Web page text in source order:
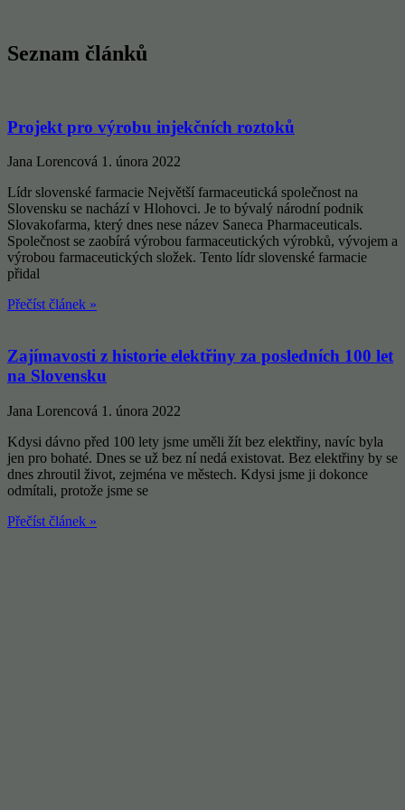
Seznam článků
Projekt pro výrobu injekčních roztoků
Jana Lorencová 1. února 2022
Lídr slovenské farmacie Největší farmaceutická společnost na
Slovensku se nachází v Hlohovci. Je to bývalý národní podnik
Slovakofarma, který dnes nese název Saneca Pharmaceuticals.
Společnost se zaobírá výrobou farmaceutických výrobků, vývojem a
výrobou farmaceutických složek. Tento lídr slovenské farmacie
přidal
Přečíst článek »
Zajímavosti z historie elektřiny za posledních 100 let
na Slovensku
Jana Lorencová 1. února 2022
Kdysi dávno před 100 lety jsme uměli žít bez elektřiny, navíc byla
jen pro bohaté. Dnes se už bez ní nedá existovat. Bez elektřiny by se
dnes zhroutil život, zejména ve městech. Kdysi jsme ji dokonce
odmítali, protože jsme se
Přečíst článek »